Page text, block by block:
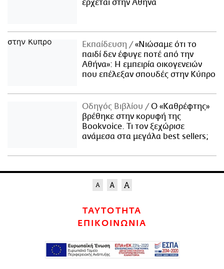
έρχεται στην Αθήνα
Εκπαίδευση
«Νιώσαμε ότι το
παιδί δεν έφυγε ποτέ από την
Αθήνα»: Η εμπειρία οικογενειών
που επέλεξαν σπουδές στην Κύπρο
Οδηγός Βιβλίου
Ο «Καθρέφτης»
βρέθηκε στην κορυφή της
Bookvoice. Τι τον ξεχώρισε
ανάμεσα στα μεγάλα best sellers;
ΤΑΥΤΟΤΗΤΑ
ΕΠΙΚΟΙΝΩΝΙΑ